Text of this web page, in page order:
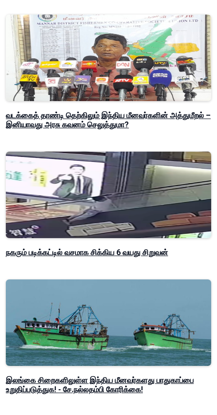
வடக்கைத் தாண்டி தெற்கிலும் இந்திய மீனவர்களின் அத்துமீறல் –
இனியாவது அரசு கவனம் செலுத்துமா?
நகரும் படிக்கட்டில் வசமாக சிக்கிய 6 வயது சிறுவன்
இலங்கை சிறைகளிலுள்ள இந்திய மீனவர்களது பாதுகாப்பை
உறுதிப்படுத்துக! - சே.நல்லதம்பி கோரிக்கை!